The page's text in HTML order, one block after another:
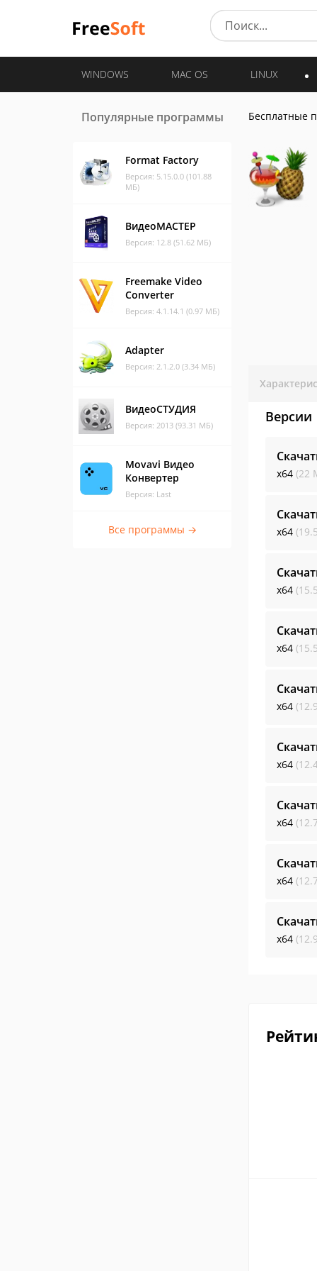
WINDOWS MAC OS LINUX
Популярные программы
Format Factory
Версия: 5.15.0.0 (101.88
МБ)
ВидеоМАСТЕР
Версия: 12.8 (51.62 МБ)
Freemake Video
Converter
Версия: 4.1.14.1 (0.97 МБ)
Adapter
Версия: 2.1.2.0 (3.34 МБ)
ВидеоСТУДИЯ
Версия: 2013 (93.31 МБ)
Movavi Видео
Конвертер
Версия: Last
Все программы →
Бесплатные
Версии
x64 (22
x64
x64
x64
x64
x64
x64
x64
x64